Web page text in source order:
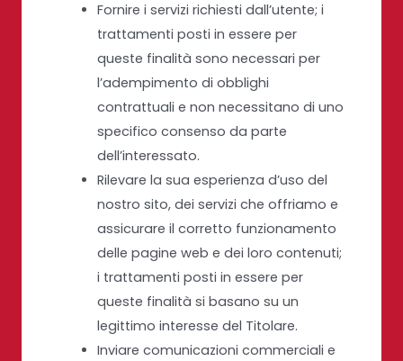
Fornire i servizi richiesti dall’utente; i
trattamenti posti in essere per
queste finalità sono necessari per
l’adempimento di obblighi
contrattuali e non necessitano di uno
specifico consenso da parte
dell’interessato.
Rilevare la sua esperienza d’uso del
nostro sito, dei servizi che offriamo e
assicurare il corretto funzionamento
delle pagine web e dei loro contenuti;
i trattamenti posti in essere per
queste finalità si basano su un
legittimo interesse del Titolare.
Inviare comunicazioni commerciali e